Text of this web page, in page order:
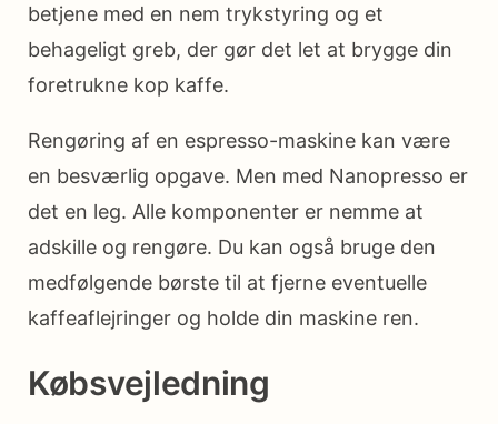
betjene med en nem trykstyring og et
behageligt greb, der gør det let at brygge din
foretrukne kop kaffe.
Rengøring af en espresso-maskine kan være
en besværlig opgave. Men med Nanopresso er
det en leg. Alle komponenter er nemme at
adskille og rengøre. Du kan også bruge den
medfølgende børste til at fjerne eventuelle
kaffeaflejringer og holde din maskine ren.
Købsvejledning